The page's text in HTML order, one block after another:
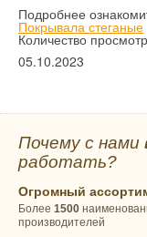
Подробнее
Покрывала стеганые
Количество
05.10.2023
Почему с нами
работать?
Огромный
Более 1500
производителей